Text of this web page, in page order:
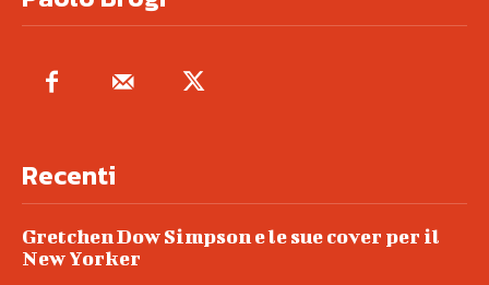
Recenti
Gretchen Dow Simpson e le sue cover per il
New Yorker